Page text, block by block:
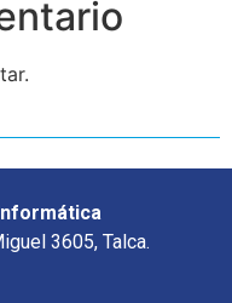
3605, Talca.